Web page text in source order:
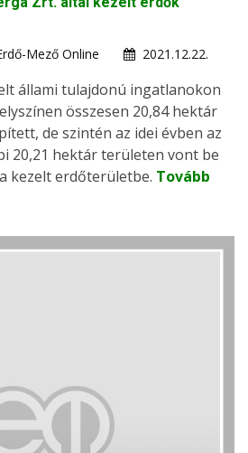
Mező Online
2021.12.22.
állami tulajdonú ingatlanokon
összesen 20,84 hektár
de szintén az idei évben az
20,21 hektár területen vont be
kezelt erdőterületbe. Tovább